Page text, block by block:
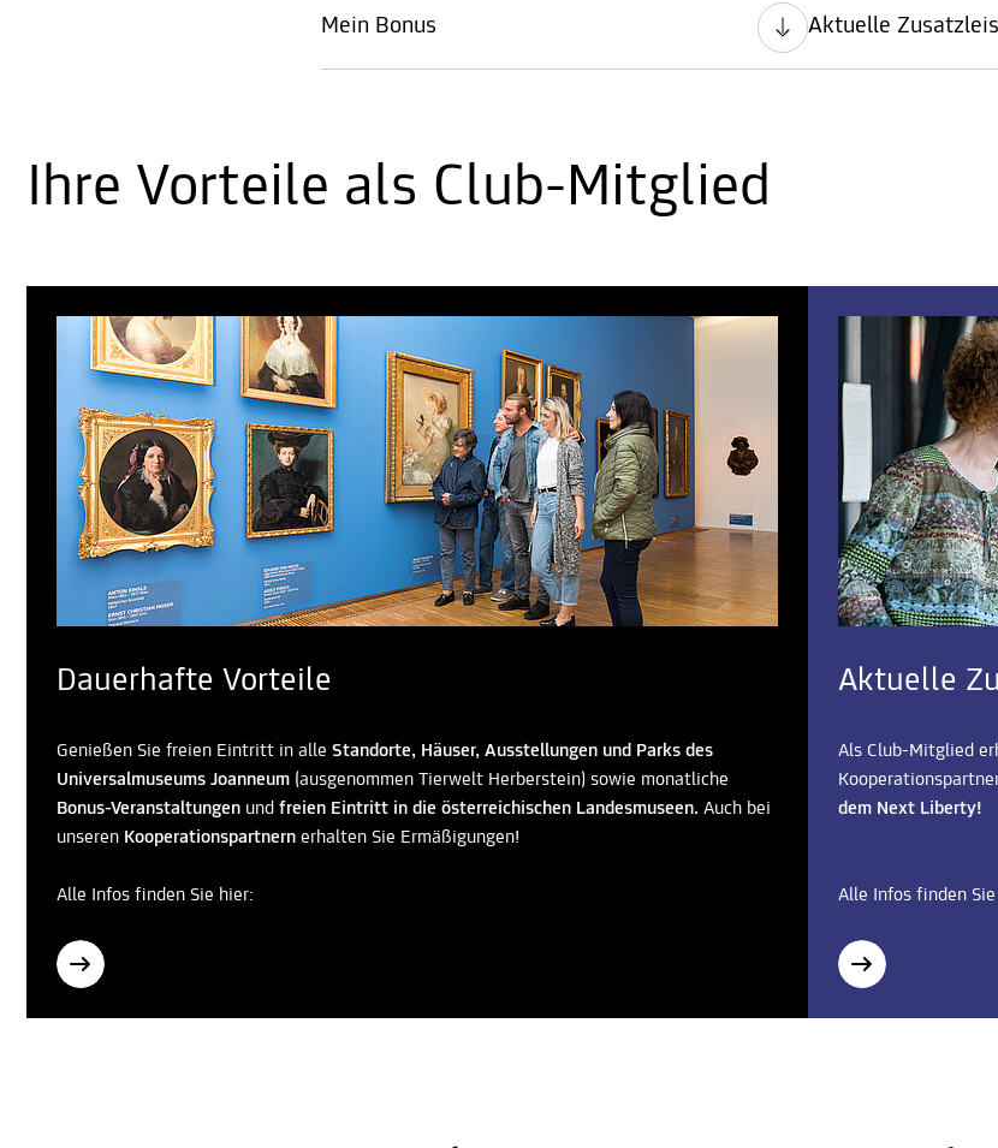
Mein Bonus Aktuelle
Ihre Vorteile als Club-Mitglied
Dauerhafte Vorteile
Genießen Sie freien Eintritt in alle Standorte, Häuser, Ausstellungen und Parks des
Universalmuseums Joanneum (ausgenommen Tierwelt Herberstein) sowie monatliche
Bonus-Veranstaltungen und freien Eintritt in die österreichischen Landesmuseen. Auch bei
unseren Kooperationspartnern erhalten Sie Ermäßigungen!
Alle Infos finden Sie hier:
Aktuelle
Als Club-Mitglied
dem Next Liberty!
Alle Infos finden